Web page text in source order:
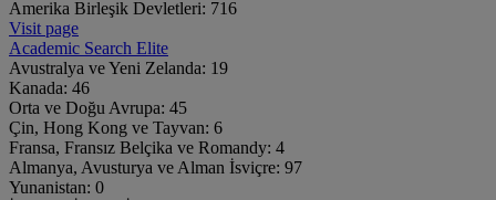
Amerika Birleşik Devletleri: 716
Visit page
Academic Search Elite
Avustralya ve Yeni Zelanda: 19
Kanada: 46
Orta ve Doğu Avrupa: 45
Çin, Hong Kong ve Tayvan: 6
Fransa, Fransız Belçika ve Romandy: 4
Almanya, Avusturya ve Alman İsviçre: 97
Yunanistan: 0